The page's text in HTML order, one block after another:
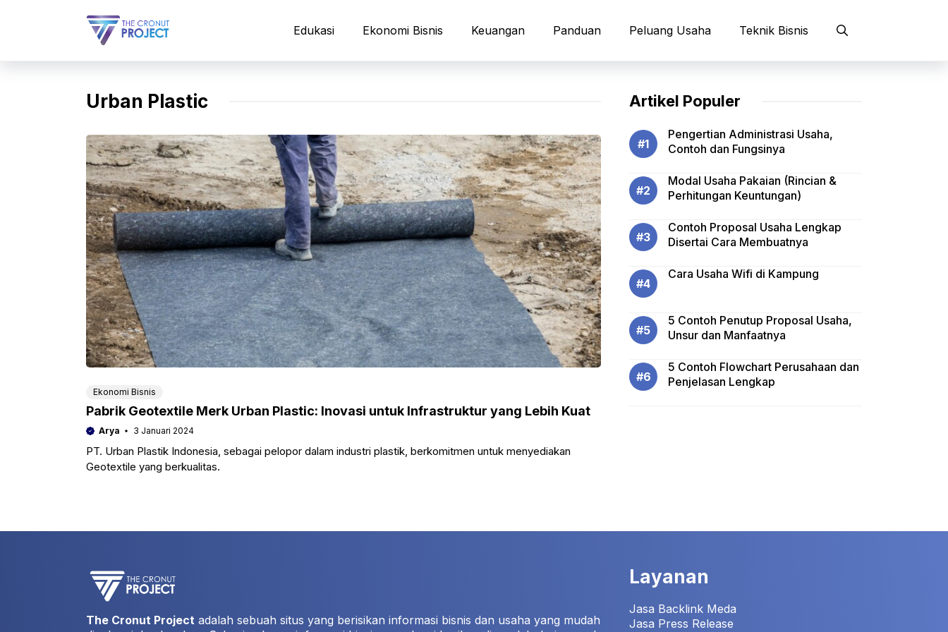
Edukasi Ekonomi Bisnis Keuangan Panduan Peluang Usaha Teknik Bisnis
Urban Plastic
Ekonomi Bisnis
Pabrik Geotextile Merk Urban Plastic: Inovasi untuk Infrastruktur yang Lebih Kuat
Arya 3 Januari 2024
PT. Urban Plastik Indonesia, sebagai pelopor dalam industri plastik, berkomitmen untuk menyediakan
Geotextile yang berkualitas.
Artikel Populer
Pengertian Administrasi Usaha,
Contoh dan Fungsinya
Modal Usaha Pakaian (Rincian &
Perhitungan Keuntungan)
Contoh Proposal Usaha Lengkap
Disertai Cara Membuatnya
Cara Usaha Wifi di Kampung
5 Contoh Penutup Proposal Usaha,
Unsur dan Manfaatnya
5 Contoh Flowchart Perusahaan dan
Penjelasan Lengkap
The Cronut Project adalah sebuah situs yang berisikan informasi bisnis dan usaha yang mudah
Layanan
Jasa Backlink Meda
Jasa Press Release